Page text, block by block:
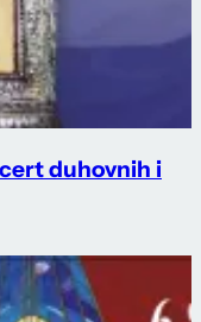
duhovnih i